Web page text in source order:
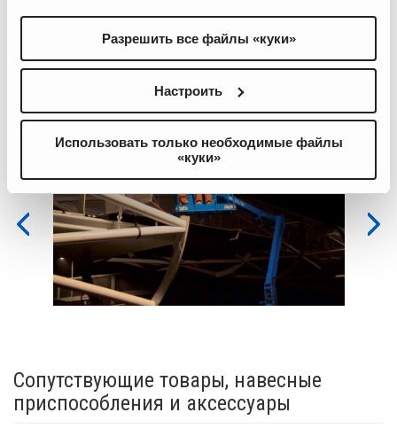
Разрешить все файлы «куки»
Настроить
Использовать только необходимые файлы
«куки»
Галерея изображений и видео
Previous
View
Z-
Image
View
Сопутствующие товары, навесные
приспособления и аксессуары